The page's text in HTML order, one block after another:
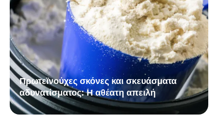
Πρωτεϊνούχες σκόνες και σκευάσματα
αδυνατίσματος: Η αθέατη απειλή